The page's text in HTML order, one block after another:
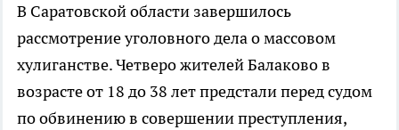
В Саратовской области завершилось
рассмотрение уголовного дела о массовом
хулиганстве. Четверо жителей Балаково в
возрасте от 18 до 38 лет предстали перед судом
по обвинению в совершении преступления,